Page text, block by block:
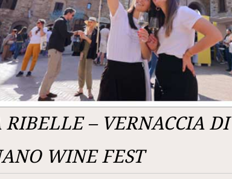
RIBELLE – VERNACCIA
WINE FEST